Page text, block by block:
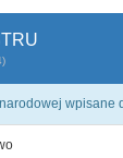
wpisane